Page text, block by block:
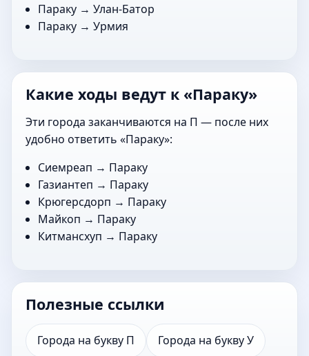
Параку →Улан-Батор
Параку →Урмия
Какие ходы ведут к «Параку»
Эти города заканчиваются на П — после них
удобно ответить «Параку»:
Сиемреап → Параку
Газиантеп → Параку
Крюгерсдорп → Параку
Майкоп → Параку
Китмансхуп → Параку
Полезные ссылки
Города на букву П Города на букву У